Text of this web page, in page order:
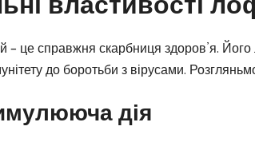
– це справжня скарбниця здоров’я. Його
до боротьби з вірусами.
дія